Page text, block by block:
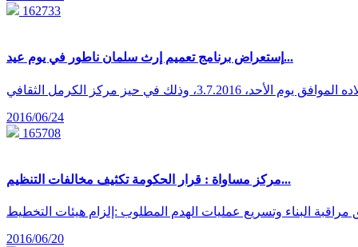
162733
إستعراض برنامج تعميم إرث سلمان ناطور في يوم عيد...
2016/06/24
165708
مركز مساواة : قرار الحكومة تكثيف مخالفات التنظيم...
2016/06/20